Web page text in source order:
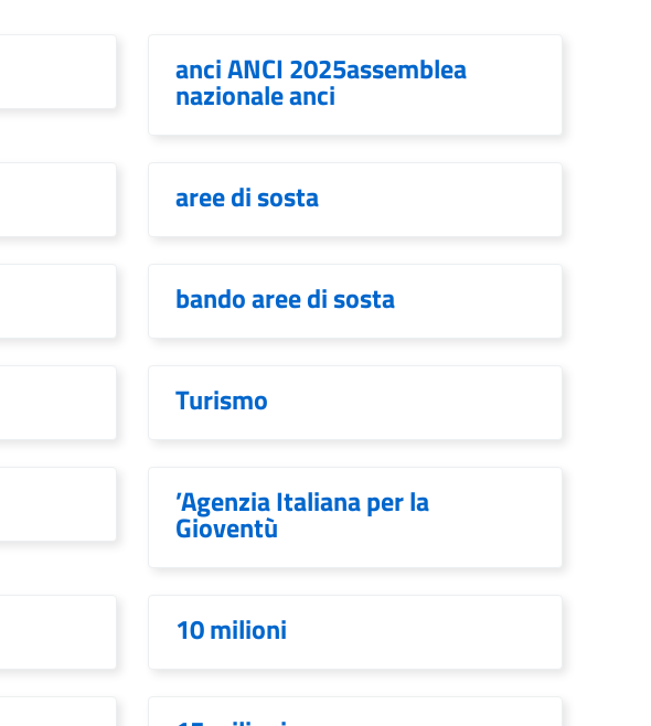
anci ANCI 2025assemblea
nazionale anci
aree di sosta
bando aree di sosta
Turismo
’Agenzia Italiana per la
Gioventù
10 milioni